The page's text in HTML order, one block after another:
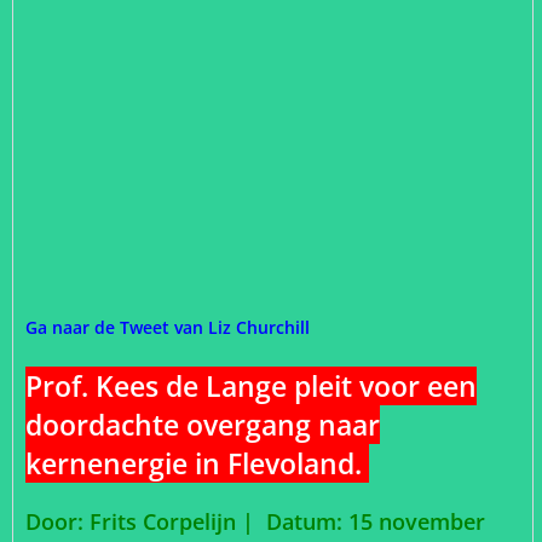
Ga naar de Tweet van Liz Churchill
Prof. Kees de Lange pleit voor een
doordachte overgang naar
kernenergie in Flevoland.
Door: Frits Corpelijn | Datum: 15 november